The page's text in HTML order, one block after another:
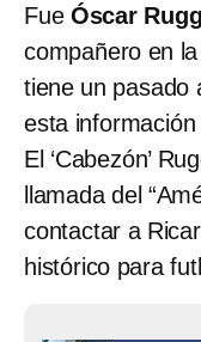
Fue Óscar
compañero en
tiene un pasado
esta
El ‘Cabezón’
llamada del
contactar a
histórico para